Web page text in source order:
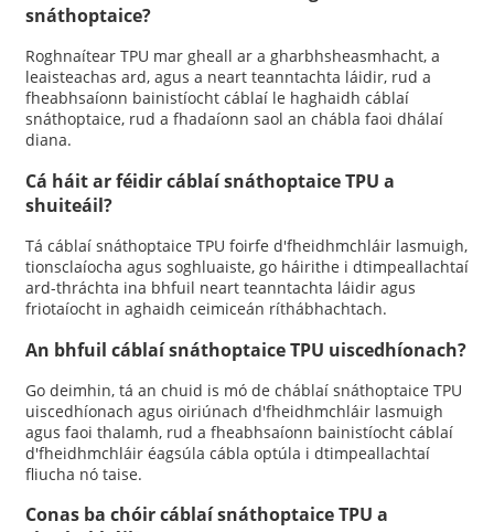
snáthoptaice?
Roghnaítear TPU mar gheall ar a gharbhsheasmhacht, a
leaisteachas ard, agus a neart teanntachta láidir, rud a
fheabhsaíonn bainistíocht cáblaí le haghaidh cáblaí
snáthoptaice, rud a fhadaíonn saol an chábla faoi dhálaí
diana.
Cá háit ar féidir cáblaí snáthoptaice TPU a
shuiteáil?
Tá cáblaí snáthoptaice TPU foirfe d'fheidhmchláir lasmuigh,
tionsclaíocha agus soghluaiste, go háirithe i dtimpeallachtaí
ard-thráchta ina bhfuil neart teanntachta láidir agus
friotaíocht in aghaidh ceimiceán ríthábhachtach.
An bhfuil cáblaí snáthoptaice TPU uiscedhíonach?
Go deimhin, tá an chuid is mó de cháblaí snáthoptaice TPU
uiscedhíonach agus oiriúnach d'fheidhmchláir lasmuigh
agus faoi thalamh, rud a fheabhsaíonn bainistíocht cáblaí
d'fheidhmchláir éagsúla cábla optúla i dtimpeallachtaí
fliucha nó taise.
Conas ba chóir cáblaí snáthoptaice TPU a